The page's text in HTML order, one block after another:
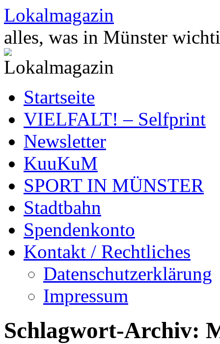
Zum
Inhalt
springen
Lokalmagazin
alles, was in Münster
Startseite
VIELFALT! – Selfprint
Newsletter
KuuKuM
SPORT IN MÜNSTER
Stadtbahn
Spendenkonto
Kontakt / Rechtliches
Datenschutzerklärung
Impressum
Schlagwort-Archiv: